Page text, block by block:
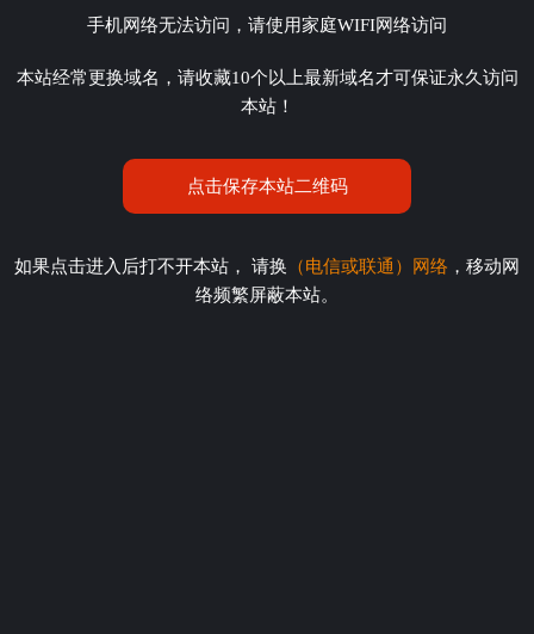
手机网络无法访问，请使用家庭WIFI网络访问
本站经常更换域名，请收藏10个以上最新域名才可保证永久访问
本站！
点击保存本站二维码
如果点击进入后打不开本站， 请换 （电信或联通）网络 ，移动网
络频繁屏蔽本站。